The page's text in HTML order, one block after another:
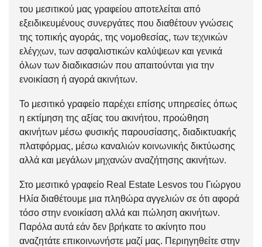
του μεσιτικού μας γραφείου αποτελείται από
εξειδικευμένους συνεργάτες που διαθέτουν γνώσεις
της τοπικής αγοράς, της νομοθεσίας, των τεχνικών
ελέγχων, των ασφαλιστικών καλύψεων και γενικά
όλων των διαδικασιών που απαιτούνται για την
ενοικίαση ή αγορά ακινήτων.
Το μεσιτικό γραφείο παρέχει επίσης υπηρεσίες όπως
η εκτίμηση της αξίας του ακινήτου, προώθηση
ακινήτων μέσω φυσικής παρουσίασης, διαδικτυακής
πλατφόρμας, μέσω καναλιών κοινωνικής δικτύωσης
αλλά και μεγάλων μηχανών αναζήτησης ακινήτων.
Στο μεσιτικό γραφείο Real Estate Lesvos του Γιώργου
Ηλία διαθέτουμε μια πληθώρα αγγελιών σε ότι αφορά
τόσο στην ενοικίαση αλλά και πώληση ακινήτων.
Παρόλα αυτά εάν δεν βρήκατε το ακίνητο που
αναζητάτε επικοινωνήστε μαζί μας. Περιηγηθείτε στην